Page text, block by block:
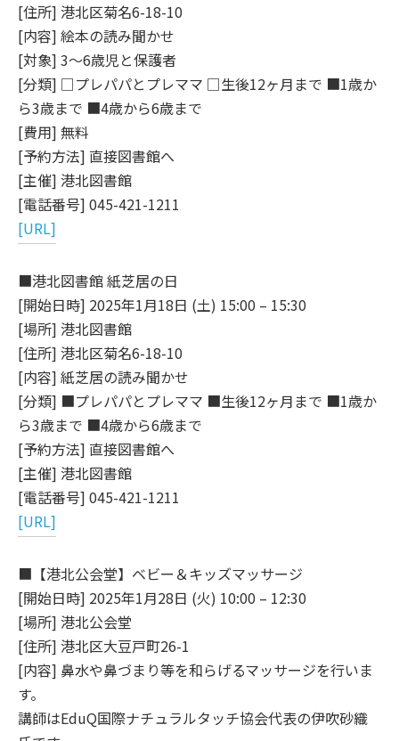
[住所] 港北区菊名6-18-10
[内容] 絵本の読み聞かせ
[対象] 3～6歳児と保護者
[分類] □プレパパとプレママ □生後12ヶ月まで ■1歳か
ら3歳まで ■4歳から6歳まで
[費用] 無料
[予約方法] 直接図書館へ
[主催] 港北図書館
[電話番号] 045-421-1211
[URL]
■港北図書館 紙芝居の日
[開始日時] 2025年1月18日 (土) 15:00 – 15:30
[場所] 港北図書館
[住所] 港北区菊名6-18-10
[内容] 紙芝居の読み聞かせ
[分類] ■プレパパとプレママ ■生後12ヶ月まで ■1歳か
ら3歳まで ■4歳から6歳まで
[予約方法] 直接図書館へ
[主催] 港北図書館
[電話番号] 045-421-1211
[URL]
■【港北公会堂】ベビー＆キッズマッサージ
[開始日時] 2025年1月28日 (火) 10:00 – 12:30
[場所] 港北公会堂
[住所] 港北区大豆戸町26-1
[内容] 鼻水や鼻づまり等を和らげるマッサージを行いま
す。
講師はEduQ国際ナチュラルタッチ協会代表の伊吹砂織